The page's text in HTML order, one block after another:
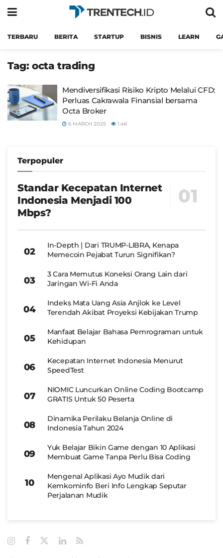
TERBARU BERITA STARTUP BISNIS LEARN
Tag: octa trading
Mendiversifikasi Risiko Kripto Melalui CFD:
Perluas Cakrawala Finansial bersama
Octa Broker
6 MARCH 2025 1.4K
Terpopuler
Standar Kecepatan Internet
Indonesia Menjadi 100
Mbps?
In-Depth | Dari TRUMP-LIBRA, Kenapa
Memecoin Pejabat Turun Signifikan?
3 Cara Memutus Koneksi Orang Lain dari
Jaringan Wi-Fi Anda
Indeks Mata Uang Asia Anjlok ke Level
Terendah Akibat Proyeksi Kebijakan Trump
Manfaat Belajar Bahasa Pemrograman untuk
Kehidupan
Kecepatan Internet Indonesia Menurut
SpeedTest
NIOMIC Luncurkan Online Coding Bootcamp
GRATIS Untuk 50 Peserta
Dinamika Perilaku Belanja Online di
Indonesia Tahun 2024
Yuk Belajar Bikin Game dengan 10 Aplikasi
Membuat Game Tanpa Perlu Bisa Coding
Mengenal Aplikasi Ayo Mudik dari
Kemkominfo Beri Info Lengkap Seputar
Perjalanan Mudik